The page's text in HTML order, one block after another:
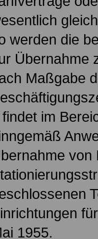
werden die
Übernahme
Maßgabe
findet im
von
1955.